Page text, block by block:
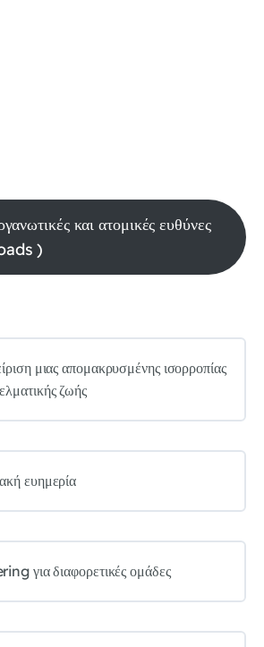
και ατομικές ευθύνες
)
μιας απομακρυσμένης ισορροπίας
ζωής
ευημερία
για διαφορετικές ομάδες